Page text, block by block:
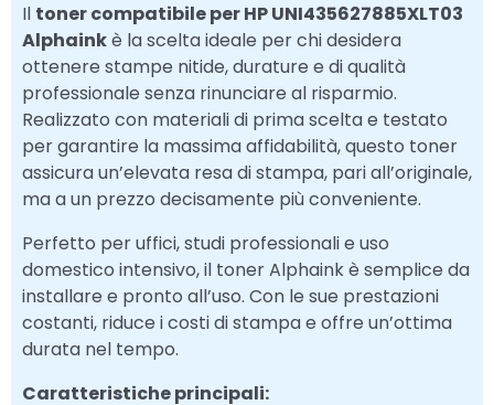
Il toner compatibile per HP UNI435627885XLT03
Alphainkè la scelta ideale per chi desidera
ottenere stampe nitide, durature e di qualità
professionale senza rinunciare al risparmio.
Realizzato con materiali di prima scelta e testato
per garantire la massima affidabilità, questo toner
assicura un’elevata resa di stampa, pari all’originale,
ma a un prezzo decisamente più conveniente.
Perfetto per uffici, studi professionali e uso
domestico intensivo, il toner Alphaink è semplice da
installare e pronto all’uso. Con le sue prestazioni
costanti, riduce i costi di stampa e offre un’ottima
durata nel tempo.
Caratteristiche principali: